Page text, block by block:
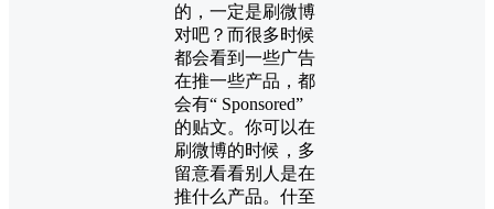
的，一定是刷微博
对吧？而很多时候
都会看到一些广告
在推一些产品，都
会有“ Sponsored”
的贴文。你可以在
刷微博的时候，多
留意看看别人是在
推什么产品。什至